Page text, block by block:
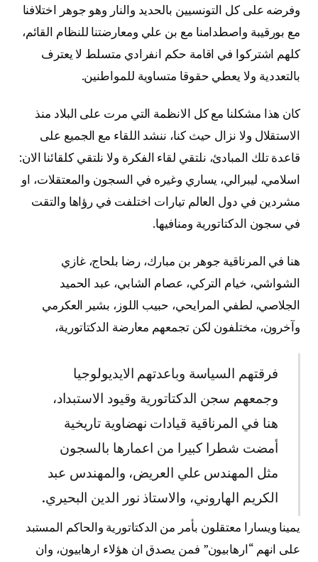
وفرضه على كل التونسيين بالحديد والنار وهو جوهر اختلافنا
مع بورقيبة واصطدامنا مع بن علي ومعارضتنا للنظام القائم،
كلهم اشتركوا في اقامة حكم انفرادي متسلط لا يعترف
بالتعددية ولا يعطي حقوقا متساوية للمواطنين.
كان هذا مشكلنا مع كل الانظمة التي مرت على البلاد منذ
الاستقلال ولا نزال حيث كنا، ننشد اللقاء مع الجميع على
قاعدة تلك المبادئ، نلتقي لقاء الفكرة ولا نلتقي كلقائنا الان:
اسلامي، ليبرالي، يساري وغيره في السجون والمعتقلات، او
مشردين في دول العالم تيارات اختلفت في رؤاها والتقت
في سجون الدكتاتورية ومنافيها.
هنا في المرناقية جوهر بن مبارك، رضا بلحاج، غازي
الشواشي، خيام التركي، عصام الشابي، عبد الحميد
الجلاصي، لطفي المرايحي، حبيب اللوز، بشير العكرمي
وآخرون، مختلفون لكن تجمعهم معارضة الدكتاتورية،
فرقتهم السياسة وباعدتهم الايديولوجيا
وجمعهم سجن الدكتاتورية وقيود الاستبداد،
هنا في المرناقية قيادات نهضاوية تاريخية
أمضت شطرا كبيرا من اعمارها بالسجون
مثل المهندس علي العريض، والمهندس عبد
الكريم الهاروني، والاستاذ نور الدين البحيري.
يمينا ويسارا معتقلون بأمر من الدكتاتورية والحاكم المستبد
على انهم “ارهابيون” فمن يصدق ان هؤلاء ارهابيون، وان